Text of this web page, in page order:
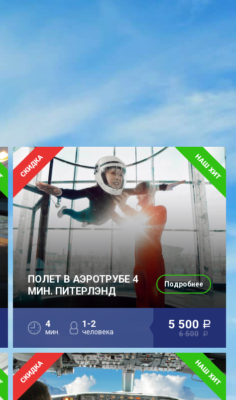
ПОЛЕТ В АЭРОТРУБЕ 4
МИН. ПИТЕРЛЭНД
4
мин.
1-2
человека
5 500 a
6 500 a
Подробнее